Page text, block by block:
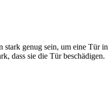
stark genug sein, um eine Tür in
dass sie die Tür beschädigen.